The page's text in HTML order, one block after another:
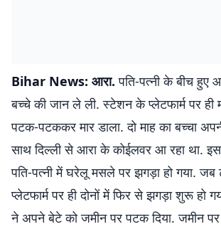
Bihar News: आरा. पति-पत्नी के बीच
बच्चे की जान ले ली. स्टेशन के प्लेटफार्म पर ही
पटक-पटककर मार डाला. दो माह का बच्चा
साथ दिल्ली से आरा के कोईलवर आ रहा था. इस
पति-पत्नी में घरेलू मसले पर झगड़ा हो गया. जब
प्लेटफार्म पर ही दोनों में फिर से झगड़ा शुरू हो
ने अपने बेटे को जमीन पर पटक दिया. जमीन पर